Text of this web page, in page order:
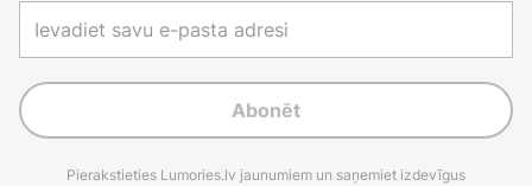
Abonēt
Pierakstieties Lumories.lv jaunumiem un saņemiet izdevīgus